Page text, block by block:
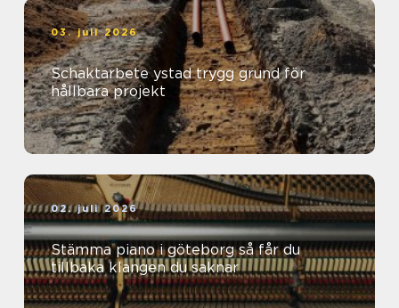
03. juli 2026
Schaktarbete ystad trygg grund för
hållbara projekt
02. juli 2026
Stämma piano i göteborg så får du
tillbaka klangen du saknar